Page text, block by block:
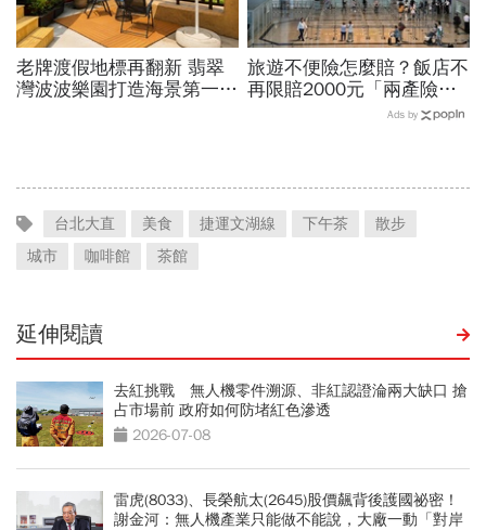
老牌渡假地標再翻新 翡翠
灣波波樂園打造海景第一排
旅遊不便險怎麼賠？飯店不
再限賠2000元「兩產險」
跟進！機票住宿餐費收據怎
Ads by
台北大直 美食 捷運文湖線 下午茶
散步
城市
咖啡館 茶館
延伸閱讀
去紅挑戰 無人機零件溯源、非紅認證淪兩大缺口 搶
占市場前 政府如何防堵紅色滲透
2026-07-08
雷虎(8033)、長榮航太(2645)股價飆背後護國祕密！
謝金河：無人機產業只能做不能說，大廠一動「對岸